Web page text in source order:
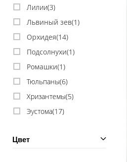
Лилии(3)
Львиный зев(1)
Орхидея(14)
Подсолнухи(1)
Ромашки(1)
Тюльпаны(6)
Хризантемы(5)
Эустома(17)
Цвет